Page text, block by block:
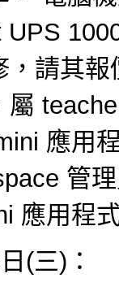
UPS
，請其
屬
應用
管
應用程
(三)：